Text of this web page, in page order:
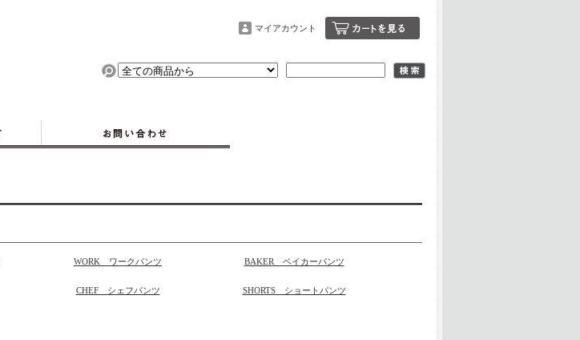
マイアカウント
WORK ワークパンツ BAKER ベイカーパンツ
CHEF シェフパンツ SHORTS ショートパンツ